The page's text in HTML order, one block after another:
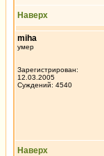
Наверх
miha
умер
Зарегистрирован:
12.03.2005
Суждений: 4540
Наверх